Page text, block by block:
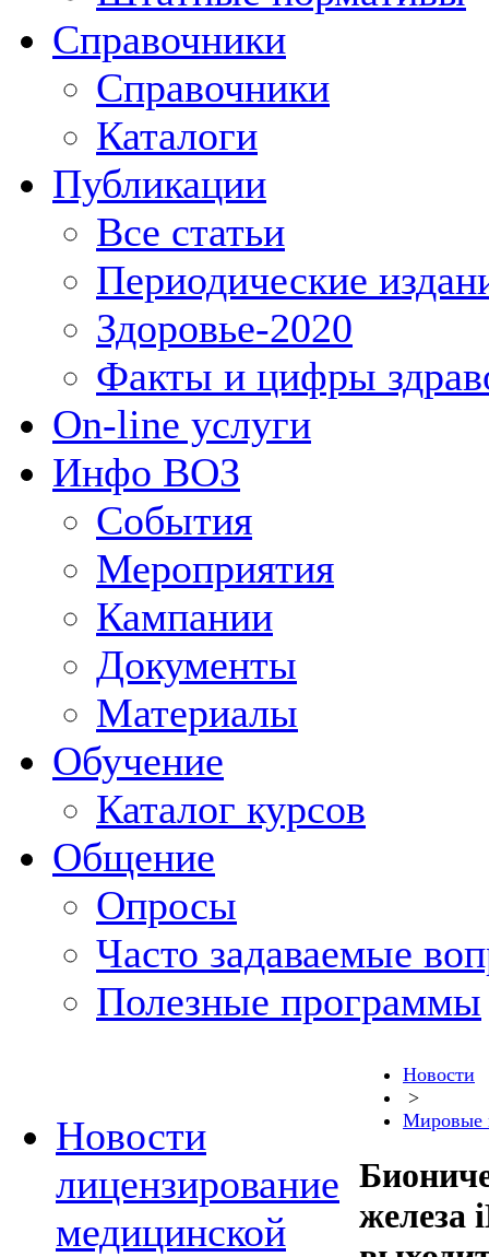
Справочники
Справочники
Каталоги
Публикации
Все статьи
Периодические
Здоровье-2020
Факты и цифры
On-line услуги
Инфо ВОЗ
События
Мероприятия
Кампании
Документы
Материалы
Обучение
Каталог курсов
Общение
Опросы
Часто задаваемые
Полезные программы
Новости
лицензирование
медицинской
Новости
>
Мировые
железа